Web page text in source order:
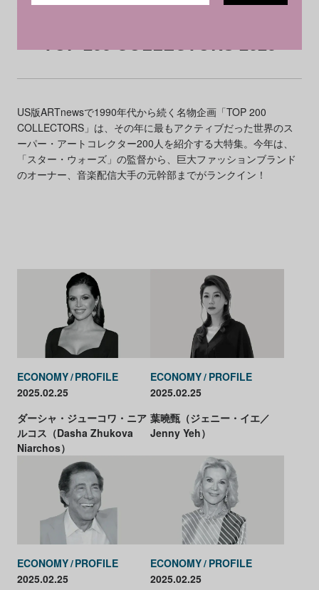
US版ARTnewsで1990年代から続く名物企画「TOP 200
COLLECTORS」は、その年に最もアクティブだった世界のス
ーパー・アートコレクター200人を紹介する大特集。今年は、
「スター・ウォーズ」の監督から、巨大ファッションブランド
のオーナー、音楽配信大手の元幹部までがランクイン！
ECONOMY PROFILE
2025.02.25
ダーシャ・ジューコワ・ニア
ルコス（Dasha Zhukova
Niarchos）
ECONOMY PROFILE
2025.02.25
葉曉甄（ジェニー・イエ／
Jenny Yeh）
ECONOMY PROFILE
2025.02.25
ECONOMY PROFILE
2025.02.25